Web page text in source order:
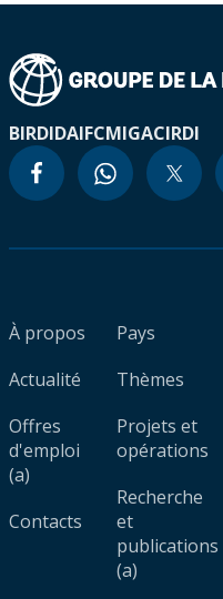
BIRDIDAIFCMIGACIRDI
À propos
Actualité
Offres
d'emploi
(a)
Contacts
Pays
Thèmes
Projets et
opérations
Recherche
et
publications
(a)